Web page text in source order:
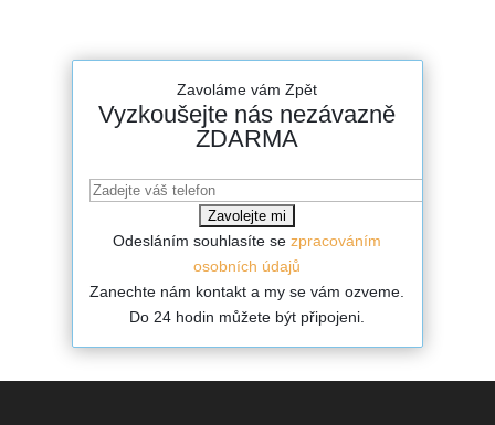
Zavoláme vám Zpět
Vyzkoušejte nás nezávazně
ZDARMA
Odesláním souhlasíte sezpracováním
osobních údajů
Zanechte nám kontakt a my se vám ozveme.
Do 24 hodin můžete být připojeni.